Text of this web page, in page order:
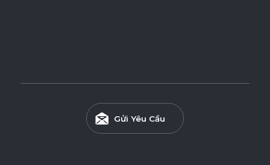
Gửi Yêu Cầu